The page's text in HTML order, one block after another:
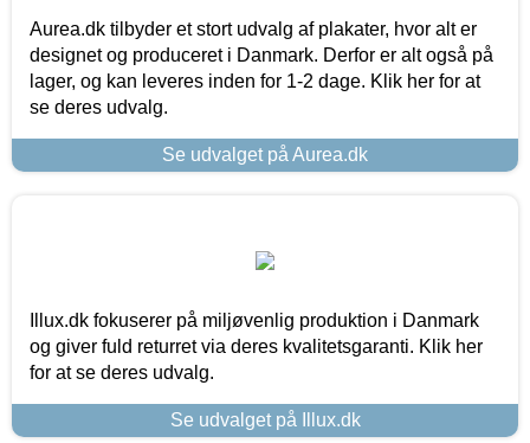
Aurea.dk tilbyder et stort udvalg af plakater, hvor alt er
designet og produceret i Danmark. Derfor er alt også på
lager, og kan leveres inden for 1-2 dage. Klik her for at
se deres udvalg.
Se udvalget på Aurea.dk
Illux.dk fokuserer på miljøvenlig produktion i Danmark
og giver fuld returret via deres kvalitetsgaranti. Klik her
for at se deres udvalg.
Se udvalget på Illux.dk